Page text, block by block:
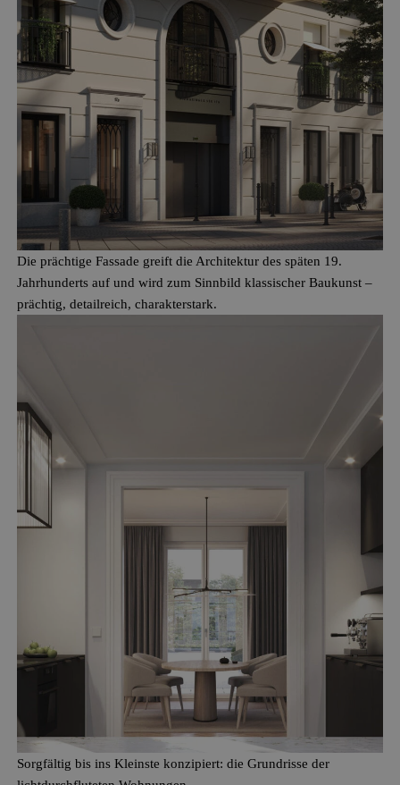
Die prächtige Fassade greift die Architektur des späten 19.
Jahrhunderts auf und wird zum Sinnbild klassischer Baukunst –
prächtig, detailreich, charakterstark.
Sorgfältig bis ins Kleinste konzipiert: die Grundrisse der